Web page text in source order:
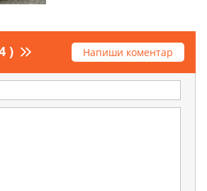
) Напиши коментар